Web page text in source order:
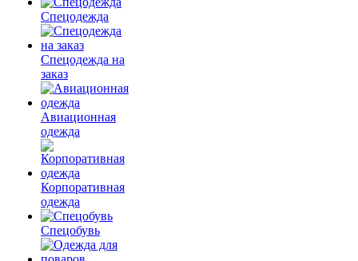
Спецодежда
Спецодежда на
заказ
Авиационная
одежда
Корпоративная
одежда
Спецобувь